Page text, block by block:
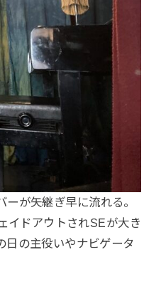
が矢継ぎ早に流れる。
ドアウトされSEが大き
日の主役いやナビゲータ